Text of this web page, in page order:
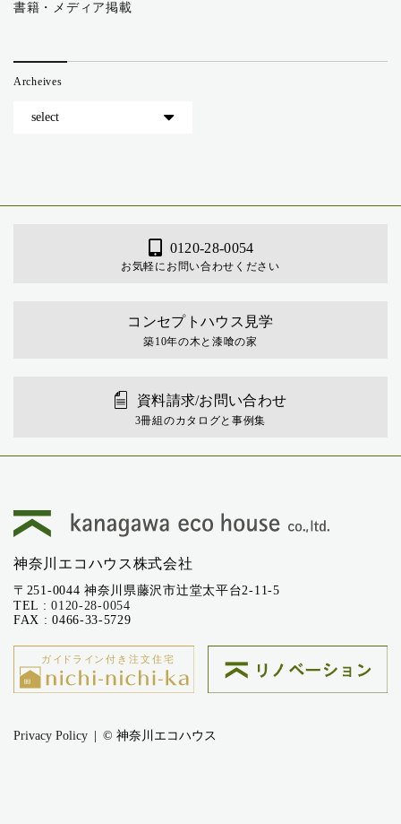
書籍・メディア掲載
Archeives
0120-28-0054
お気軽にお問い合わせください
コンセプトハウス見学
築10年の木と漆喰の家
資料請求/お問い合わせ
3冊組のカタログと事例集
神奈川エコハウス株式会社
〒251-0044 神奈川県藤沢市辻堂太平台2-11-5
TEL :0120-28-0054
FAX : 0466-33-5729
Privacy Policy © 神奈川エコハウス